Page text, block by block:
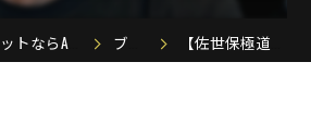
ブログ 【佐世保極道パーマ】